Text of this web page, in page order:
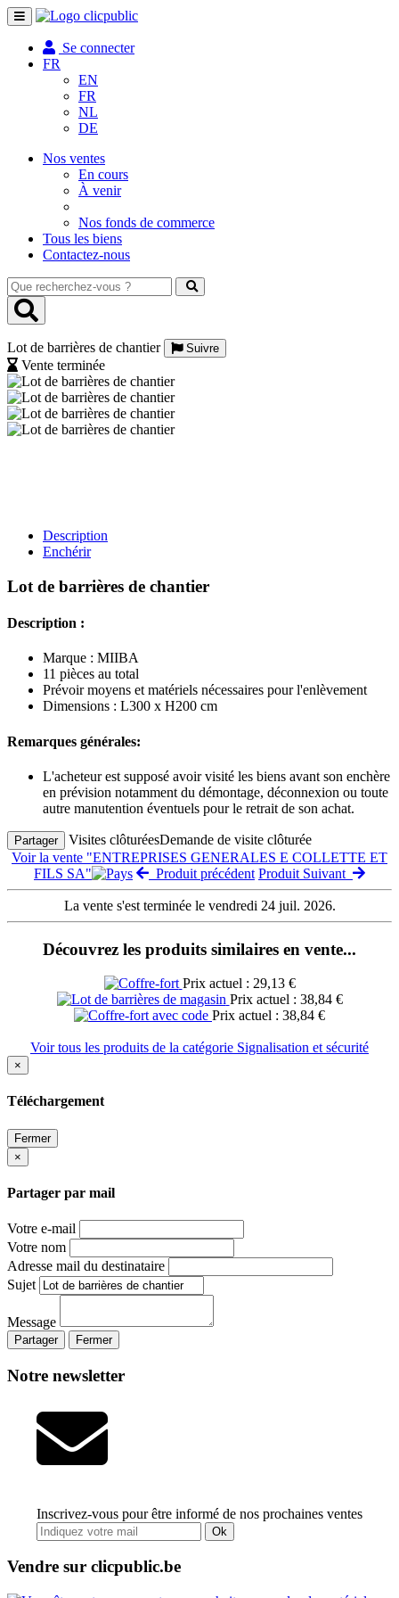
Toggle
navigation
Se connecter
FR
EN
FR
NL
DE
Nos ventes
En cours
À venir
Nos fonds de commerce
Tous les biens
Contactez-nous
Que
recherchez-
vous
Lot de barrières de chantier
Suivre
Vente terminée
Description
Enchérir
Lot de barrières de chantier
Description :
Marque : MIIBA
11 pièces au total
Prévoir moyens et matériels nécessaires pour l'enlèvement
Dimensions : L300 x H200 cm
Remarques générales:
L'acheteur est supposé avoir visité les biens avant son enchère
en prévision notamment du démontage, déconnexion ou toute
autre manutention éventuels pour le retrait de son achat.
Partager Visites clôturéesDemande de visite clôturée
Voir la vente "ENTREPRISES GENERALES E COLLETTE ET
FILS SA"
Produit précédent Produit Suivant
La vente s'est terminée le vendredi 24 juil. 2026.
Découvrez les produits similaires en vente...
Prix actuel : 29,13 €
Prix actuel : 38,84 €
Prix actuel : 38,84 €
Voir tous les produits de la catégorie Signalisation et sécurité
×
Téléchargement
Fermer
×
Partager par mail
Votre e-mail
Votre nom
Adresse mail du destinataire
Sujet
Message
Partager Fermer
Notre newsletter
Inscrivez-vous pour être informé de nos prochaines ventes
Ok
Vendre sur clicpublic.be